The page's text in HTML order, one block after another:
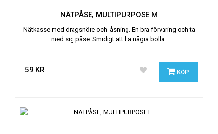
NÄTPÅSE, MULTIPURPOSE M
Nätkasse med dragsnöre och låsning. En bra förvaring och ta
med sig påse. Smidigt att ha några bolla..
59 KR KÖP